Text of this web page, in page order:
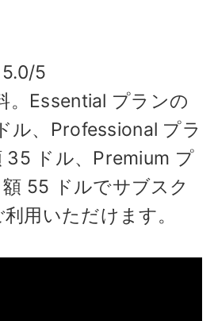
5
。Essential プランの
ル、Professional プラ
35 ドル、Premium プ
55 ドルでサブスク
用いただけます。